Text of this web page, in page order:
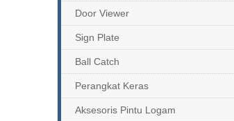
Door Viewer
Sign Plate
Ball Catch
Perangkat Keras
Aksesoris Pintu Logam